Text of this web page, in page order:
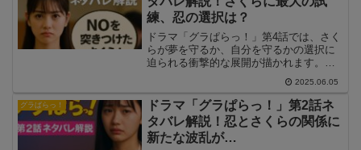
係性に新たな試練をもたらす、衝撃的な
内容となっています。ネタバレを含めて
詳しく解説します。
練、忍の選択は？
ドラマ「グラぱらっ！」第4話では、さく
らが夢を守るか、自分を守るかの選択に
迫られる衝撃的な展開が描かれます。一
方、忍もまたさくらを支えることの重さ
に直面し、決断の時を迎えます。今回
は、グラビア業界の暗部がさらに露わに
なり、キャラクターたちの想いと葛藤が
交錯する注目のエピソードとなっていま
す。ネタバレ込みで詳しく解説します。
2025.06.05
グラぱらっ！
ドラマ「グラぱらっ！」第2話ネ
タバレ解説！忍とさくらの関係に
新たな波乱が…